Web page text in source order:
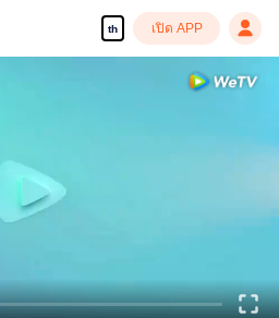
th เปิด APP
ซีรีส์ความคมชัดสูงอย่างลื่นไหล